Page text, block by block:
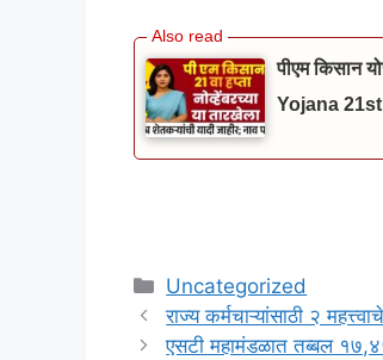
पीएम किसान
Yojana
Categories
Uncategorized
राज्य कर्मचाऱ्यांसाठी २
एसटी महामंडळात तब्बल